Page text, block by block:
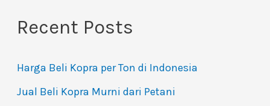
Recent Posts
Harga Beli Kopra per Ton di Indonesia
Jual Beli Kopra Murni dari Petani